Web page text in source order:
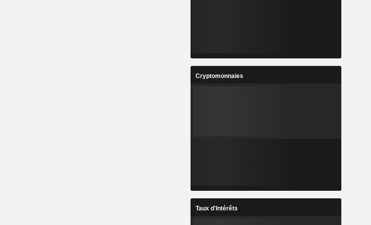
Cryptomonnaies
Taux d'Intérêts